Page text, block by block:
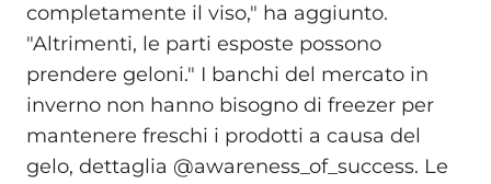
completamente il viso," ha aggiunto.
"Altrimenti, le parti esposte possono
prendere geloni." I banchi del mercato in
inverno non hanno bisogno di freezer per
mantenere freschi i prodotti a causa del
gelo, dettaglia @awareness_of_success. Le